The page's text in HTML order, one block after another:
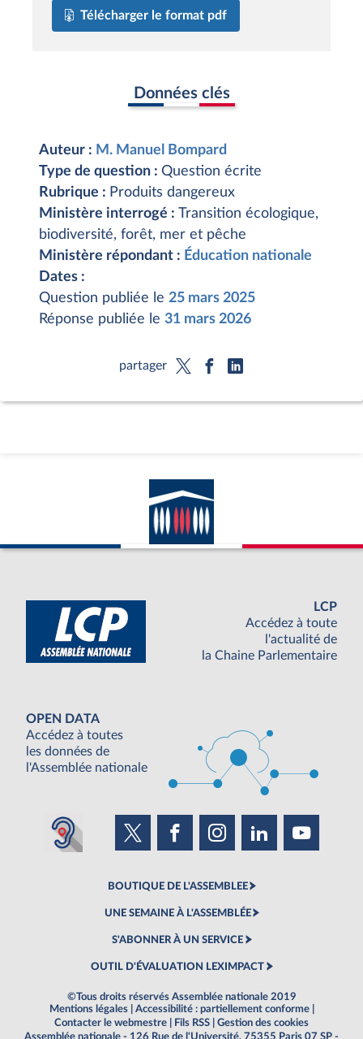
Télécharger le format pdf
Données clés
Auteur : M. Manuel Bompard
Type de question : Question écrite
Rubrique : Produits dangereux
Ministère interrogé : Transition écologique,
biodiversité, forêt, mer et pêche
Ministère répondant : Éducation nationale
Dates :
Question publiée le 25 mars 2025
Réponse publiée le 31 mars 2026
partager
LCP
Accédez à toute
l'actualité de
la Chaine Parlementaire
OPEN DATA
Accédez à toutes
les données de
l'Assemblée nationale
BOUTIQUE DE L'ASSEMBLEE
UNE SEMAINE À L'ASSEMBLÉE
S'ABONNER À UN SERVICE
OUTIL D'ÉVALUATION LEXIMPACT
©Tous droits réservés Assemblée nationale 2019
Mentions légales
Accessibilité : partiellement conforme
Contacter le webmestre
Fils RSS
Gestion des cookies
Assemblée nationale - 126 Rue de l'Université, 75355 Paris 07 SP -